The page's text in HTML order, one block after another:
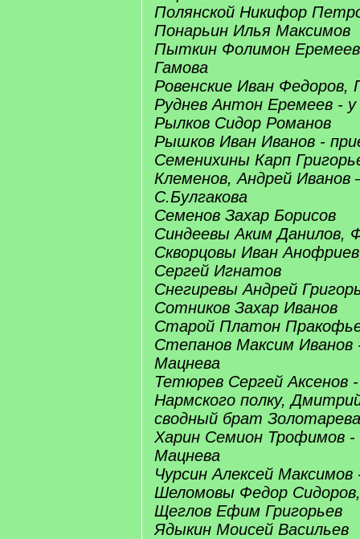
Полянской Никифор
Понарьин Илья Максимов
Пыткин Фолимон
Гамова
Ровенские Иван Федоров,
Руднев Антон Еремеев -
Рылков Сидор Романов
Рышков Иван Иванов -
Семенихины Карп
Клеменов, Андрей Иванов
С.Булгакова
Семенов Захар Борисов
Синдеевы Аким Данилов,
Скворцовы Иван
Сергей Игнатов
Снегиревы Андрей
Сотников Захар Иванов
Старой Платон
Степанов Максим Иванов
Мацнева
Тетюрев Сергей Аксенов
Нармского полку,
сводный брат Золотарева
Харин Семион Трофимов -
Мацнева
Чурсин Алексей Максимов
Шеломовы Федор
Щеглов Ефим Григорьев
Ядыкин Моисей Васильев